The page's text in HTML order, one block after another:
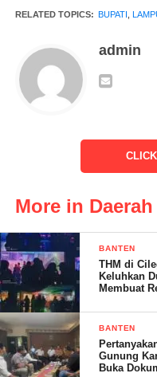
kerja, tetapi juga di luar jam
Lebih lanjut dikatakan
paling sering disampaikan.
“Saleh mengharapkan
mendukung program-
RELATED TOPICS: BUPATI
admin
More in Daerah
BANTEN
THM di
Keluhkan
Membuat
BANTEN
Gunung
Buka